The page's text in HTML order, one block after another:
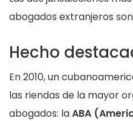
abogados extranjeros
Hecho
En 2010, un
las riendas de la mayor
abogados: laABA